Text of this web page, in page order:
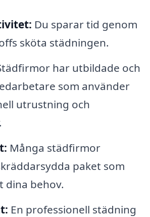
Du sparar tid genom
sköta städningen.
har utbildade och
som använder
utrustning och
Många städfirmor
paket som
dina behov.
En professionell städning